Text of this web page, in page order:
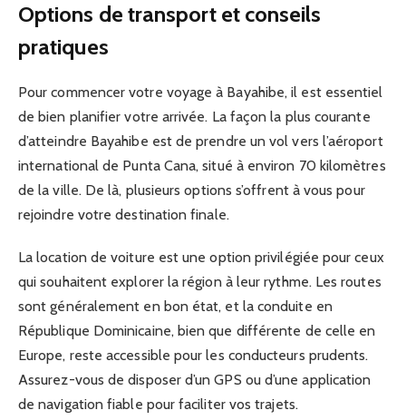
Options de transport et conseils
pratiques
Pour commencer votre voyage à Bayahibe, il est essentiel
de bien planifier votre arrivée. La façon la plus courante
d’atteindre Bayahibe est de prendre un vol vers l’aéroport
international de Punta Cana, situé à environ 70 kilomètres
de la ville. De là, plusieurs options s’offrent à vous pour
rejoindre votre destination finale.
La location de voiture est une option privilégiée pour ceux
qui souhaitent explorer la région à leur rythme. Les routes
sont généralement en bon état, et la conduite en
République Dominicaine, bien que différente de celle en
Europe, reste accessible pour les conducteurs prudents.
Assurez-vous de disposer d’un GPS ou d’une application
de navigation fiable pour faciliter vos trajets.